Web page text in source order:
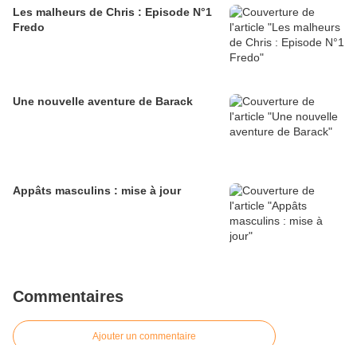
Les malheurs de Chris : Episode N°1
Fredo
Une nouvelle aventure de Barack
Appâts masculins : mise à jour
Commentaires
Ajouter un commentaire